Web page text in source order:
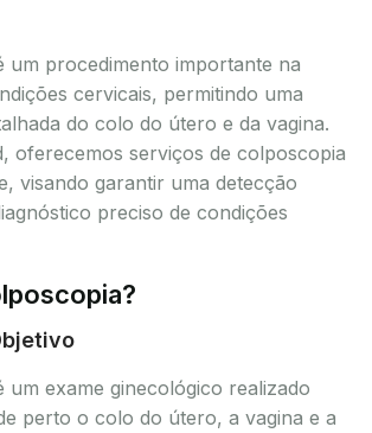
um procedimento importante na
cervicais, permitindo uma
do colo do útero e da vagina.
oferecemos serviços de colposcopia
visando garantir uma detecção
preciso de condições
um exame ginecológico realizado
perto o colo do útero, a vagina e a